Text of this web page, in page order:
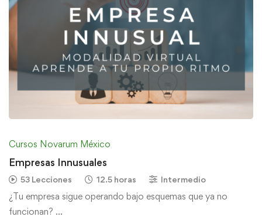
Cursos Novarum México
Empresas Innusuales
53 Lecciones 12.5 horas Intermedio
¿Tu empresa sigue operando bajo esquemas que ya no
funcionan? …